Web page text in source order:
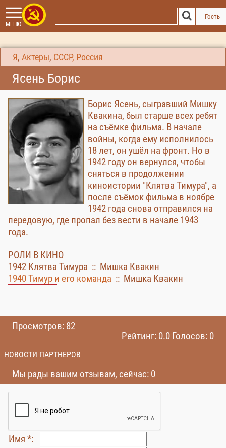
МЕНЮ
Гость
Я , Актеры, СССР, Россия
Ясень Борис
Борис Ясень, сыгравший Мишку
Квакина, был старше всех ребят
на съёмке фильма. В начале
войны, когда ему исполнилось
18 лет, он ушёл на фронт. Но в
1942 году он вернулся, чтобы
сняться в продолжении
киноистории "Клятва Тимура", а
после съёмок фильма в ноябре
1942 года снова отправился на
передовую, где пропал без вести в начале 1943
года.
РОЛИ В КИНО
1942 Клятва Тимура :: Мишка Квакин
1940 Тимур и его команда :: Мишка Квакин
Просмотров: 82
Рейтинг: 0.0 Голосов: 0
НОВОСТИ ПАРТНЕРОВ
Мы рады вашим отзывам, сейчас: 0
Имя *: